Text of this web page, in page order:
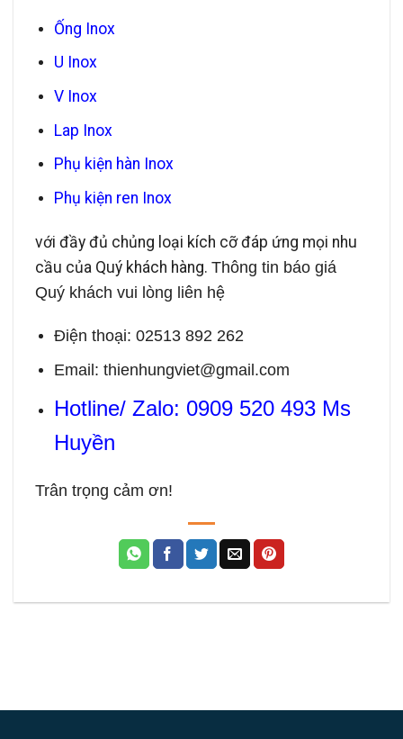
Ống Inox
U Inox
V Inox
Lap Inox
Phụ kiện hàn Inox
Phụ kiện ren Inox
với đầy đủ chủng loại kích cỡ đáp ứng mọi nhu
cầu của Quý khách hàng. Thông tin báo giá
Quý khách vui lòng liên hệ
Điện thoại: 02513 892 262
Email: thienhungviet@gmail.com
Hotline/ Zalo: 0909 520 493 Ms
Huyền
Trân trọng cảm ơn!